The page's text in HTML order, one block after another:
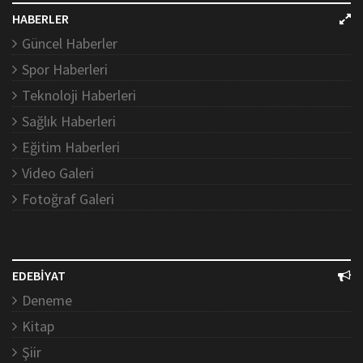
HABERLER
Güncel Haberler
Spor Haberleri
Teknoloji Haberleri
Sağlık Haberleri
Eğitim Haberleri
Video Galeri
Fotoğraf Galeri
EDEBİYAT
Deneme
Kitap
Şiir